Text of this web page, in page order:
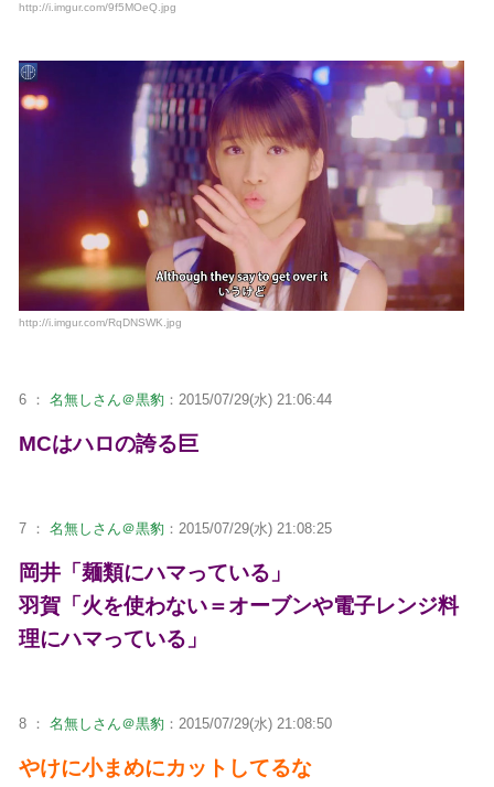
http://i.imgur.com/9f5MOeQ.jpg
http://i.imgur.com/RqDNSWK.jpg
6 ： 名無しさん＠黒豹 ：2015/07/29(水) 21:06:44
MCはハロの誇る巨
7 ： 名無しさん＠黒豹 ：2015/07/29(水) 21:08:25
岡井「麺類にハマっている」
羽賀「火を使わない＝オーブンや電子レンジ料
理にハマっている」
8 ： 名無しさん＠黒豹 ：2015/07/29(水) 21:08:50
やけに小まめにカットしてるな